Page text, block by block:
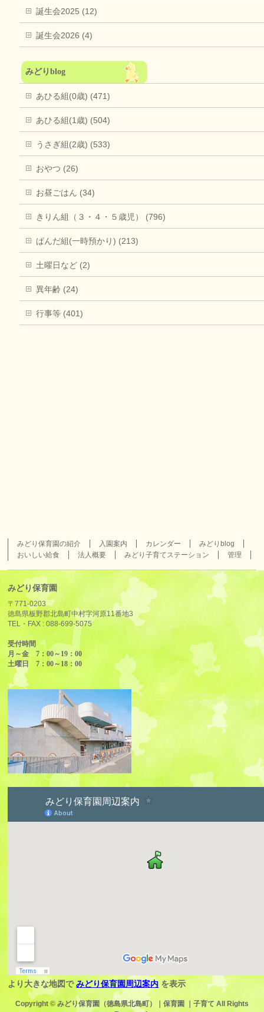
誕生会2025 (12)
誕生会2026 (4)
みどりblog
あひる組(0歳) (471)
あひる組(1歳) (504)
うさぎ組(2歳) (533)
おやつ (26)
お昼ごはん (34)
きりん組（３・４・５歳児） (796)
ぱんだ組(一時預かり) (213)
土曜日など (2)
異年齢 (24)
行事等 (401)
みどり保育園の紹介 入園案内 カレンダー
みどりblog
おいしい給食
法人概要 みどり子育てステーション 管理
みどり保育園
〒771-0203
徳島県板野郡北島町中村字河原11番地3
TEL・FAX :088-699-5075
受付時間
月～金 7：00～19：00
土曜日 7：00～18：00
より大きな地図でみどり保育園周辺案内 を表示
Copyright © みどり保育園（徳島県北島町）｜保育園 ｜子育て All Rights